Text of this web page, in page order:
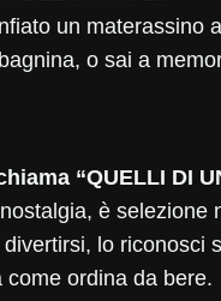
un materassino
o sai a
“QUELLI DI
è selezione
lo riconosci
come ordina da bere.